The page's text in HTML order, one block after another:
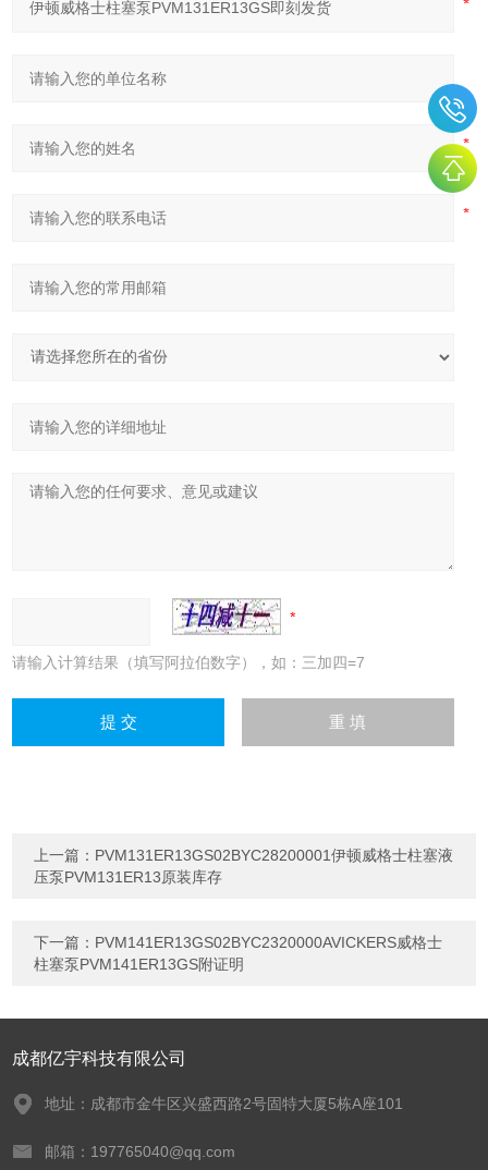
请输入计算结果（填写阿拉伯数字），如：三加四=7
上一篇： PVM131ER13GS02BYC28200001伊顿威格士柱塞液
压泵PVM131ER13原装库存
下一篇： PVM141ER13GS02BYC2320000AVICKERS威格士
柱塞泵PVM141ER13GS附证明
成都亿宇科技有限公司
地址：成都市金牛区兴盛西路2号固特大厦5栋A座101
邮箱：197765040@qq.com